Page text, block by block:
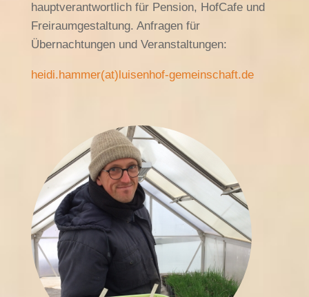
hauptverantwortlich für Pension, HofCafe und
Freiraumgestaltung. Anfragen für
Übernachtungen und Veranstaltungen:
heidi.hammer(at)luisenhof-gemeinschaft.de